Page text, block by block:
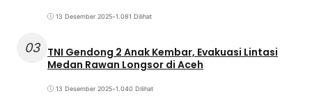
13 Desember 2025•1.081 Dilihat
03 TNI Gendong 2 Anak Kembar, Evakuasi Lintasi
Medan Rawan Longsor di Aceh
13 Desember 2025•1.040 Dilihat